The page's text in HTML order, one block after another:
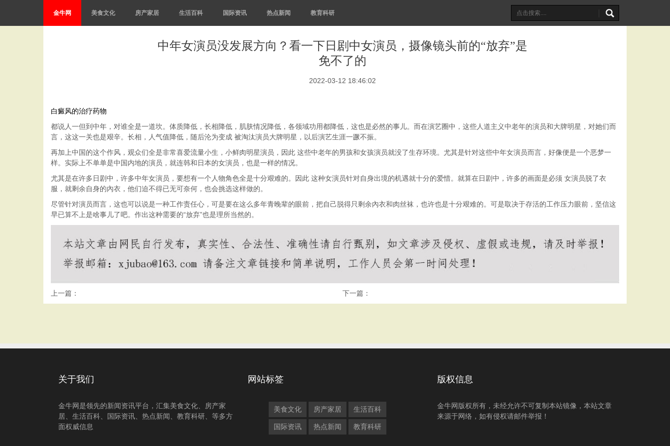
金牛网 美食文化 房产家居 生活百科 国际资讯 热点新闻 教育科研
中年女演员没发展方向？看一下日剧中女演员，摄像镜头前的“放弃”是
免不了的
2022-03-12 18:46:02
白癜风的治疗药物
都说人一但到中年，对谁全是一道坎。体质降低，长相降低，肌肤情况降低，各领域功用都降低，这也是必然的事儿。而在演艺圈中，这些人道主义中老年的演员和大牌明星，对她们而
言，这这一关也是艰辛。长相，人气值降低，随后沦为变成 被淘汰演员大牌明星，以后演艺生涯一蹶不振。
再加上中国的这个作风，观众们全是非常喜爱流量小生，小鲜肉明星演员，因此 这些中老年的男孩和女孩演员就没了生存环境。尤其是针对这些中年女演员而言，好像便是一个恶梦一
样。实际上不单单是中国内地的演员，就连韩和日本的女演员，也是一样的情况。
尤其是在许多日剧中，许多中年女演员，要想有一个人物角色全是十分艰难的。因此 这种女演员针对自身出境的机遇就十分的爱惜。就算在日剧中，许多的画面是必须 女演员脱了衣
服，就剩余自身的內衣，他们迫不得已无可奈何，也会挑选这样做的。
尽管针对演员而言，这也可以说是一种工作责任心，可是要在这么多年青晚辈的眼前，把自己脱得只剩余內衣和肉丝袜，也许也是十分艰难的。可是取决于存活的工作压力眼前，坚信这
早已算不上是啥事儿了吧。作出这种需要的“放弃”也是理所当然的。
上一篇： 下一篇：
关于我们
金牛网是领先的新闻资讯平台，汇集美食文化、房产家
居、生活百科、国际资讯、热点新闻、教育科研、等多方
面权威信息
网站标签
美食文化 房产家居 生活百科
国际资讯 热点新闻 教育科研
版权信息
金牛网版权所有，未经允许不可复制本站镜像，本站文章
来源于网络，如有侵权请邮件举报！